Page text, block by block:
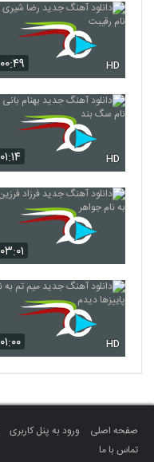
۰۰:۴۹ HD
۰۱:۱۴ HD
۰۳:۰۱
۰۱:۰۰ HD
صفحه اصلی ورود به پنل کاربری
تماس با ما